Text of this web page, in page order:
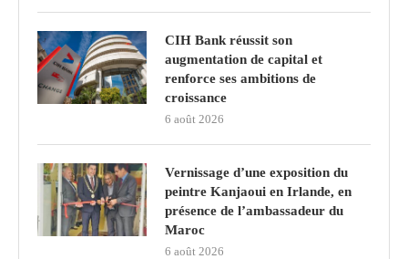
CIH Bank réussit son
augmentation de capital et
renforce ses ambitions de
croissance
6 août 2026
Vernissage d’une exposition du
peintre Kanjaoui en Irlande, en
présence de l’ambassadeur du
Maroc
6 août 2026